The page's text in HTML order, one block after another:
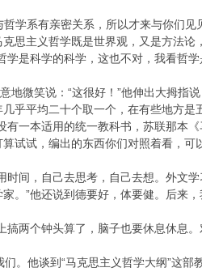
学系有亲密关系，所以才来与你们
思主义哲学既是世界观，又是方法
是科学的科学，这也不对，我看哲
地微笑说：“这很好！”他伸出大拇指
乎平均二十个取一个，在有些地方是
一本适用的统一教科书，苏联那本
试试，编出的东西你们对照着看，
间，自己去思考，自己去想。外文
”他还说到德要好，体要健。后来，
两个钟头算了，脑子也要休息休息
。他谈到“马克思主义哲学大纲”这